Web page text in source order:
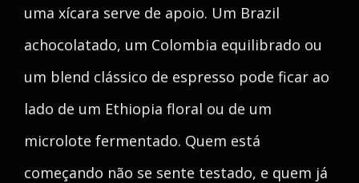
uma xícara serve de apoio. Um Brazil
achocolatado, um Colombia equilibrado ou
um blend clássico de espresso pode ficar ao
lado de um Ethiopia floral ou de um
microlote fermentado. Quem está
começando não se sente testado, e quem já